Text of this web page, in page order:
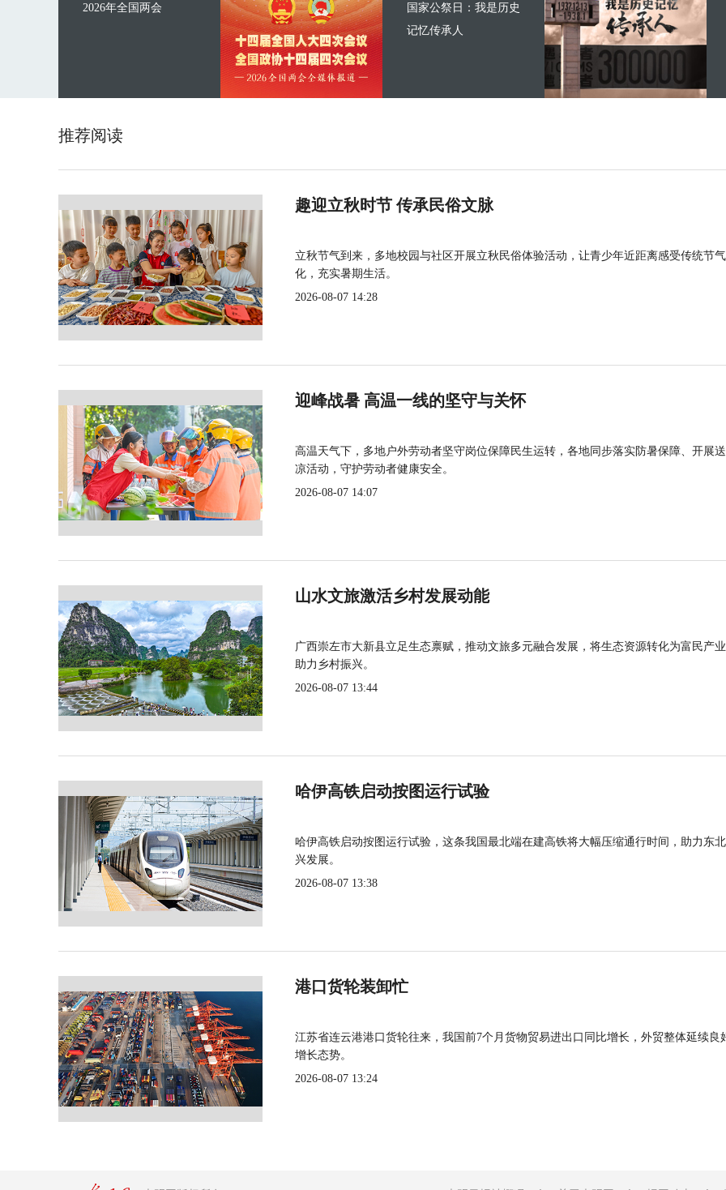
2026年全国两会
国家公祭日：我是历史
记忆传承人
推荐阅读
趣迎立秋时节 传承民俗文脉
立秋节气到来，多地校园与社区开展立秋民俗体验活动，让青少年近距离感受传统节
化，充实暑期生活。
2026-08-07 14:28
迎峰战暑 高温一线的坚守与关怀
高温天气下，多地户外劳动者坚守岗位保障民生运转，各地同步落实防暑保障、开展
凉活动，守护劳动者健康安全。
2026-08-07 14:07
山水文旅激活乡村发展动能
广西崇左市大新县立足生态禀赋，推动文旅多元融合发展，将生态资源转化为富民产
助力乡村振兴。
2026-08-07 13:44
哈伊高铁启动按图运行试验
哈伊高铁启动按图运行试验，这条我国最北端在建高铁将大幅压缩通行时间，助力东
兴发展。
2026-08-07 13:38
港口货轮装卸忙
江苏省连云港港口货轮往来，我国前7个月货物贸易进出口同比增长，外贸整体延续良
增长态势。
2026-08-07 13:24